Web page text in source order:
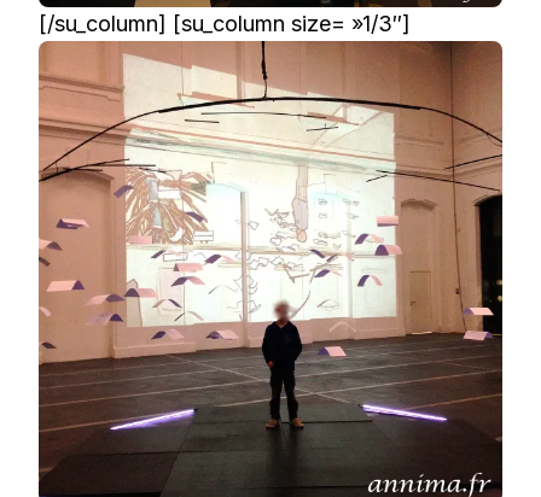
[/su_column] [su_column size= »1/3″]